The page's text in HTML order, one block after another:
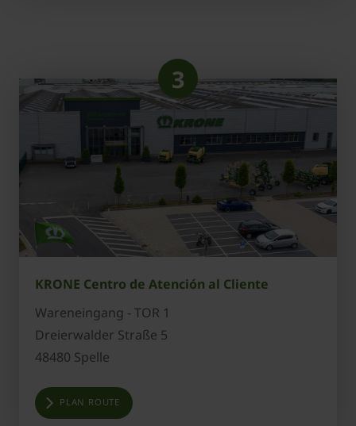
3
KRONE Centro de Atención al Cliente
Wareneingang - TOR 1
Dreierwalder Straße 5
48480 Spelle
PLAN ROUTE